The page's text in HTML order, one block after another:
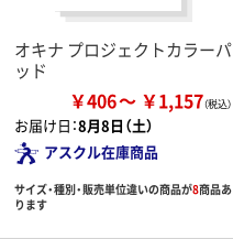
オキナ プロジェクトカラーパ
ッド
￥406 ￥1,157
お届け日：8月8日（土）
アスクル在庫商品
サイズ・種別・販売単位違いの商品が8商品あ
ります